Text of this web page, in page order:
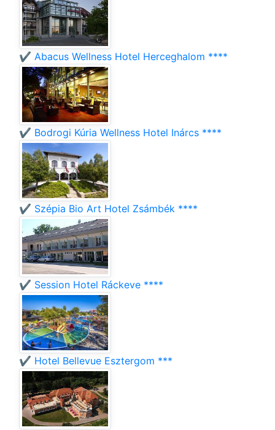
✔️ Abacus Wellness Hotel Herceghalom ****
✔️ Bodrogi Kúria Wellness Hotel Inárcs ****
✔️ Szépia Bio Art Hotel Zsámbék ****
✔️ Session Hotel Ráckeve ****
✔️ Hotel Bellevue Esztergom ***